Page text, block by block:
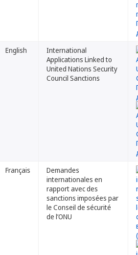
English
International
Applications Linked to
United Nations Security
Council Sanctions
Français
Demandes
internationales en
rapport avec des
sanctions imposées par
le Conseil de sécurité
de l’ONU